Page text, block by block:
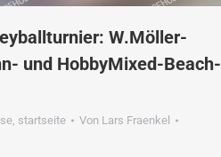
W.Möller-
und HobbyMixed-Beach-
, startseite Von Lars Fraenkel